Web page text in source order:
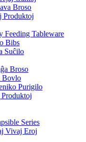
Broso
Produktoj
Feeding Tableware
Bibs
Suĉilo
Broso
Bovlo
Purigilo
Series
Vivaj Eroj